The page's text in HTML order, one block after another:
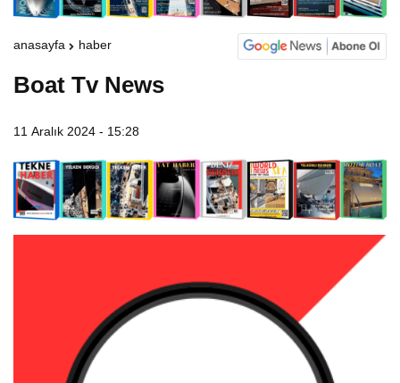
anasayfa haber
Boat Tv News
11 Aralık 2024 - 15:28